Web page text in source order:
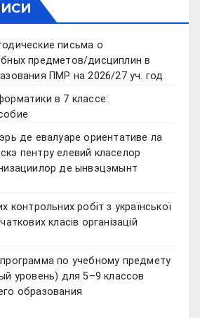
письма о
предметов/дисциплин в
ПМР на 2026/27 уч. год
в 7 классе:
де евалуаре ориентативе ла
пентру елевий класелор
де ынвэцэмынт
контрольних робіт з української
класів організацій
по учебному предмету
уровень) для 5–9 классов
образования